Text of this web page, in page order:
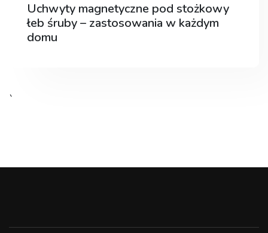
Uchwyty magnetyczne pod stożkowy
łeb śruby – zastosowania w każdym
domu
`